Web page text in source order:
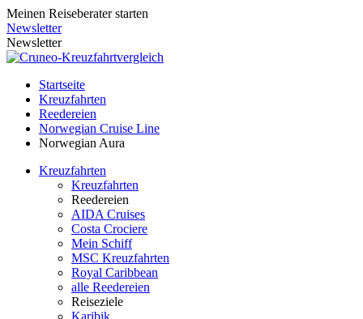
Meinen Reiseberater starten
Newsletter
Newsletter
Startseite
Kreuzfahrten
Reedereien
Norwegian Cruise Line
Norwegian Aura
Kreuzfahrten
Kreuzfahrten
Reedereien
AIDA Cruises
Costa Crociere
Mein Schiff
MSC Kreuzfahrten
Royal Caribbean
alle Reedereien
Reiseziele
Karibik